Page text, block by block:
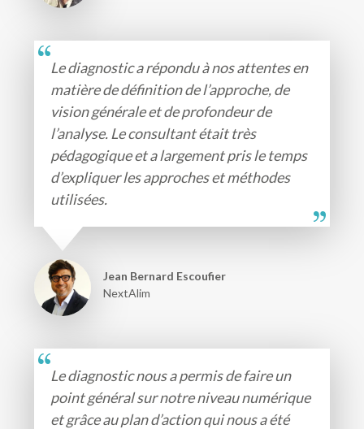
Le diagnostic a répondu à nos attentes en
matière de définition de l’approche, de
vision générale et de profondeur de
l’analyse. Le consultant était très
pédagogique et a largement pris le temps
d’expliquer les approches et méthodes
utilisées.
Jean Bernard Escoufier
NextAlim
Le diagnostic nous a permis de faire un
point général sur notre niveau numérique
et grâce au plan d’action qui nous a été